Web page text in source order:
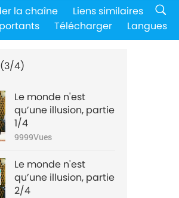
la chaîne
Liens similaires
Télécharger Langues
(3/4)
Le monde n'est
qu’une illusion, partie
1/4
9999Vues
Le monde n'est
qu’une illusion, partie
2/4